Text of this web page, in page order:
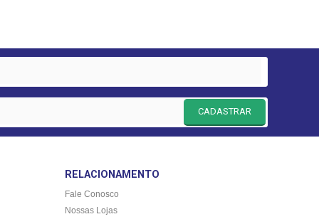
CADASTRAR
RELACIONAMENTO
Fale Conosco
Nossas Lojas